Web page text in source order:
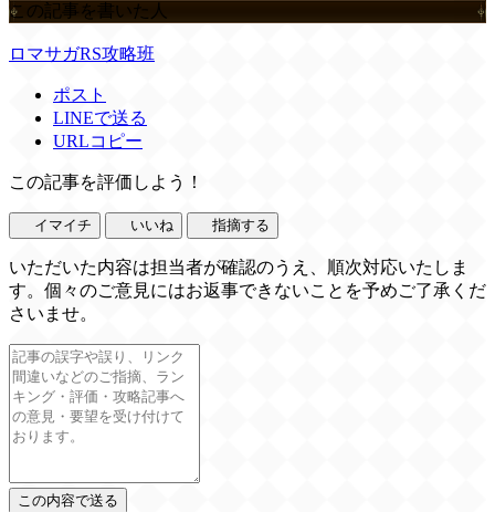
この記事を書いた人
ロマサガRS攻略班
ポスト
LINEで送る
URLコピー
この記事を評価しよう！
イマイチ いいね 指摘する
いただいた内容は担当者が確認のうえ、順次対応いたしま
す。個々のご意見にはお返事できないことを予めご了承くだ
さいませ。